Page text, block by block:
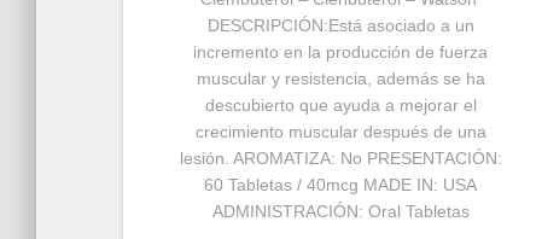
DESCRIPCIÓN:Está asociado a un
incremento en la producción de fuerza
muscular y resistencia, además se ha
descubierto que ayuda a mejorar el
crecimiento muscular después de una
lesión. AROMATIZA: No PRESENTACIÓN:
60 Tabletas / 40mcg MADE IN: USA
ADMINISTRACIÓN: Oral Tabletas